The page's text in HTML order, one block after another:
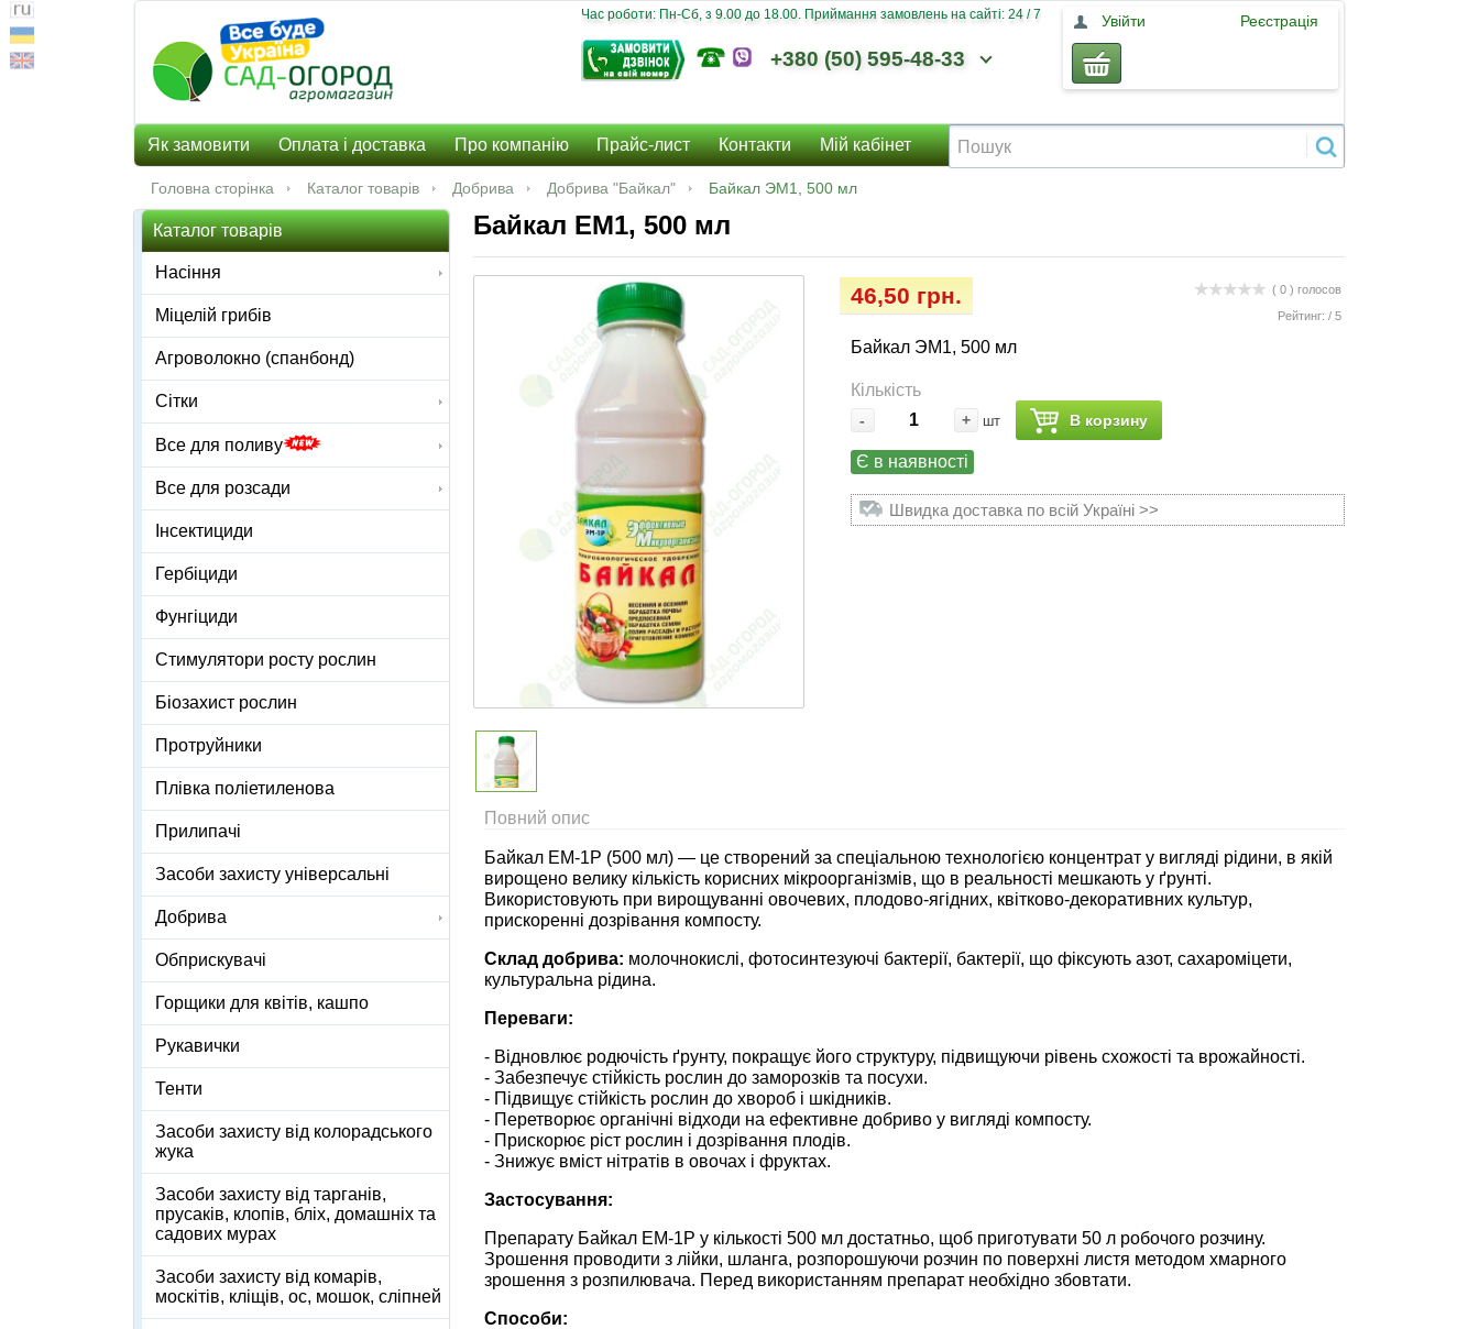
Час роботи: Пн-Сб, з 9.00 до 18.00. Приймання замовлень на сайті: 24 / 7
+380 (50) 595-48-33
Увійти Реєстрація
Як замовити Оплата і доставка Про компанію Прайс-лист Контакти Мій кабінет
Головна сторінка Каталог товарів Добрива Добрива "Байкал" Байкал ЭМ1, 500 мл
Байкал ЕМ1, 500 мл
( 0 ) голосов
Рейтинг: / 5
46,50 грн.
Байкал ЭМ1, 500 мл
Кількість
- + шт В корзину
Є в наявності
Швидка доставка по всій Україні >>
Повний опис
Байкал ЕМ-1Р (500 мл) — це створений за спеціальною технологією концентрат у вигляді рідини, в якій
вирощено велику кількість корисних мікроорганізмів, що в реальності мешкають у ґрунті.
Використовують при вирощуванні овочевих, плодово-ягідних, квітково-декоративних культур,
прискоренні дозрівання компосту.
Склад добрива: молочнокислі, фотосинтезуючі бактерії, бактерії, що фіксують азот, сахароміцети,
культуральна рідина.
Переваги:
- Відновлює родючість ґрунту, покращує його структуру, підвищуючи рівень схожості та врожайності.
- Забезпечує стійкість рослин до заморозків та посухи.
- Підвищує стійкість рослин до хвороб і шкідників.
- Перетворює органічні відходи на ефективне добриво у вигляді компосту.
- Прискорює ріст рослин і дозрівання плодів.
- Знижує вміст нітратів в овочах і фруктах.
Застосування:
Препарату Байкал ЕМ-1Р у кількості 500 мл достатньо, щоб приготувати 50 л робочого розчину.
Зрошення проводити з лійки, шланга, розпорошуючи розчин по поверхні листя методом хмарного
зрошення з розпилювача. Перед використанням препарат необхідно збовтати.
Способи:
Каталог товарів
Насіння
Міцелій грибів
Агроволокно (спанбонд)
Сітки
Все для поливу
Все для розсади
Інсектициди
Гербіциди
Фунгіциди
Стимулятори росту рослин
Біозахист рослин
Протруйники
Плівка поліетиленова
Прилипачі
Засоби захисту універсальні
Добрива
Обприскувачі
Горщики для квітів, кашпо
Рукавички
Тенти
Засоби захисту від колорадського
жука
Засоби захисту від тарганів,
прусаків, клопів, бліх, домашніх та
садових мурах
Засоби захисту від комарів,
москітів, кліщів, ос, мошок, сліпней